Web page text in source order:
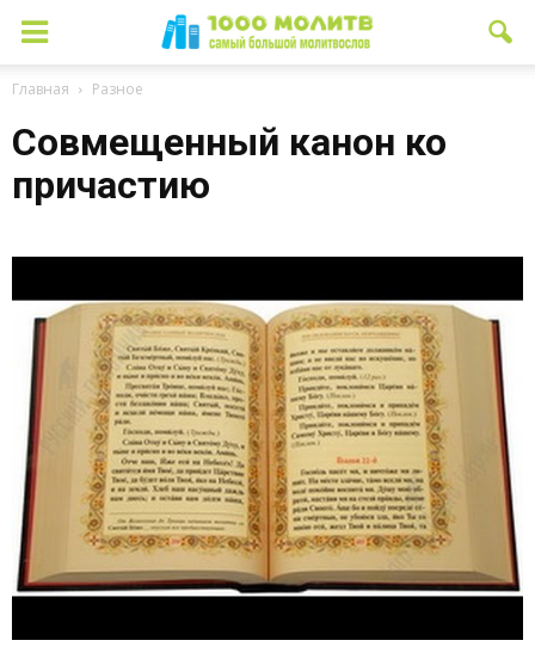
Главная Разное
Совмещенный канон ко
причастию